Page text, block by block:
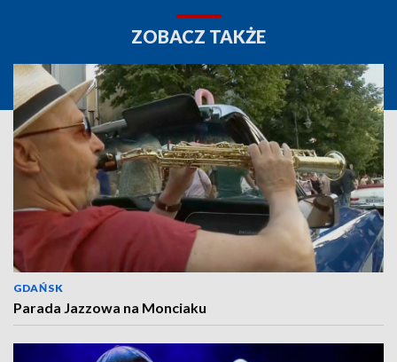
ZOBACZ TAKŻE
GDAŃSK
Parada Jazzowa na Monciaku